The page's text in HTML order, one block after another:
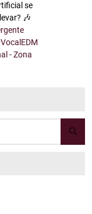
se
🎶
- Zona